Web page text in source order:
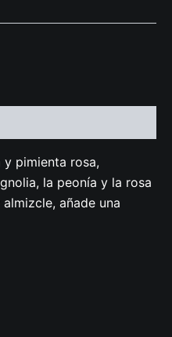
pimienta rosa,
la peonía y la rosa
añade una